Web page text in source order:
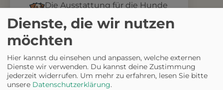
Die Ausstattung für die Hunde
werden.
✦ Eigene Bewertung schreiben
Dienste, die wir nutzen
möchten
Hier kannst du einsehen und anpassen, welche externen
Dienste wir verwenden. Du kannst deine Zustimmung
jederzeit widerrufen. Um mehr zu erfahren, lesen Sie bitte
unsere Datenschutzerklärung.